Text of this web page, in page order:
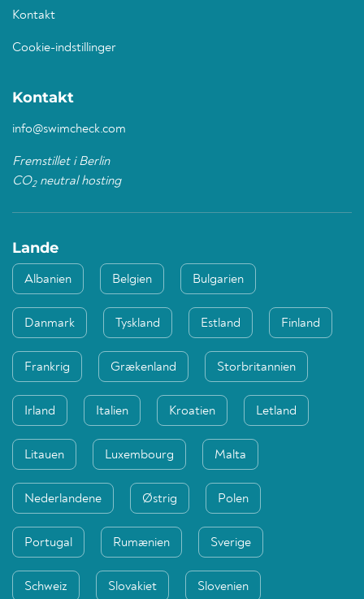
Kontakt
Cookie-indstillinger
Kontakt
info@swimcheck.com
Fremstillet i Berlin
CO2neutral hosting
Lande
Albanien Belgien Bulgarien
Danmark Tyskland Estland Finland
Frankrig Grækenland Storbritannien
Irland Italien Kroatien Letland
Litauen Luxembourg Malta
Nederlandene Østrig Polen
Portugal Rumænien Sverige
Schweiz Slovakiet Slovenien